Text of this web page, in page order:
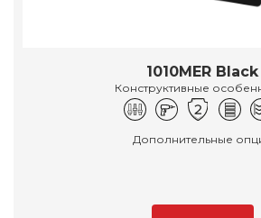
1010MER Black
Конструктивные
Дополнительные